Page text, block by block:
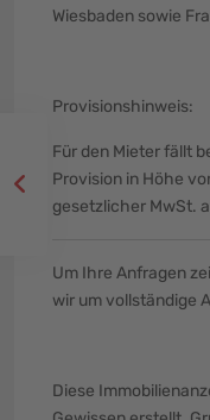
Wiesbaden sowie
Provisionshinweis:
Für den Mieter fällt
Provision in Höhe
gesetzlicher MwSt.
Um Ihre Anfragen
wir um vollständige
Diese